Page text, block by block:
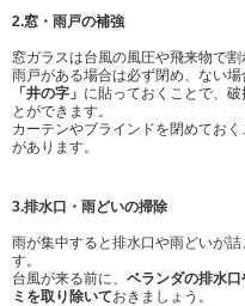
2.窓・雨戸の補強
窓ガラスは台風の風圧や飛来物で割
雨戸がある場合は必ず閉め、ない場
「井の字」 に貼っておくことで、
とができます。
カーテンやブラインドを閉めてお
があります。
3.排水口・雨どいの掃除
雨が集中すると排水口や雨どいが
す。
台風が来る前に、 ベランダの排水
ミを取り除いておきましょう。